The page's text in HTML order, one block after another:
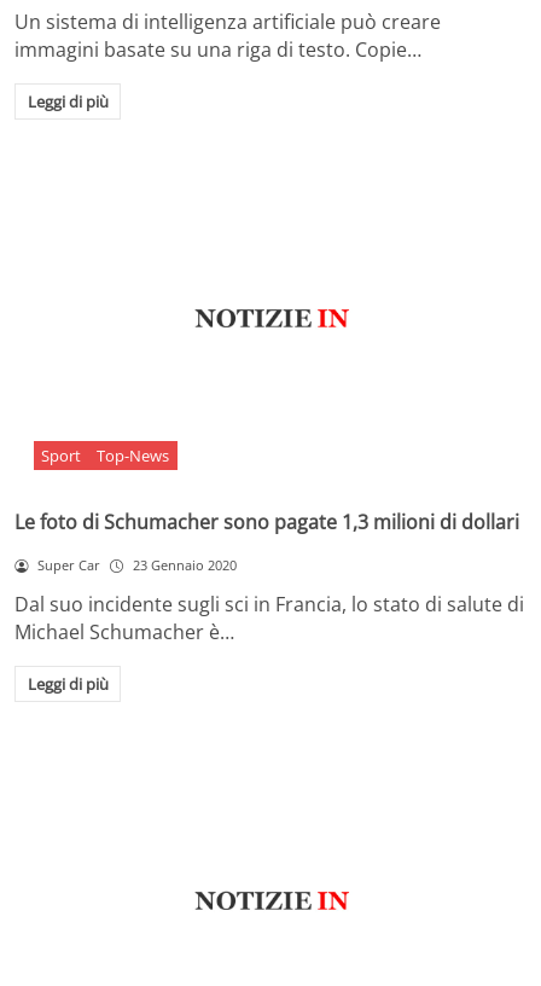
Un sistema di intelligenza artificiale può creare
immagini basate su una riga di testo. Copie…
Leggi di più
Sport Top-News
Le foto di Schumacher sono pagate 1,3 milioni di dollari
Super Car 23 Gennaio 2020
Dal suo incidente sugli sci in Francia, lo stato di salute di
Michael Schumacher è…
Leggi di più